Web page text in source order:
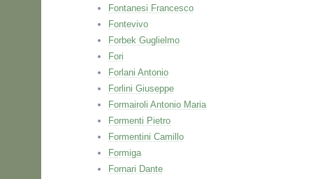
Fontanesi Francesco
Fontevivo
Forbek Guglielmo
Fori
Forlani Antonio
Forlini Giuseppe
Formairoli Antonio Maria
Formenti Pietro
Formentini Camillo
Formiga
Fornari Dante